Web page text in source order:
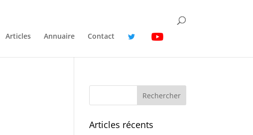
Articles Annuaire Contact
Articles récents